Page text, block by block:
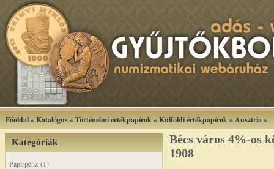
Főoldal»Katalógus»Történelmi értékpapírok»Külföldi értékpapírok»Ausztria»
Kategóriák
Papírpénz (1)
Bécs város 4%-os
1908